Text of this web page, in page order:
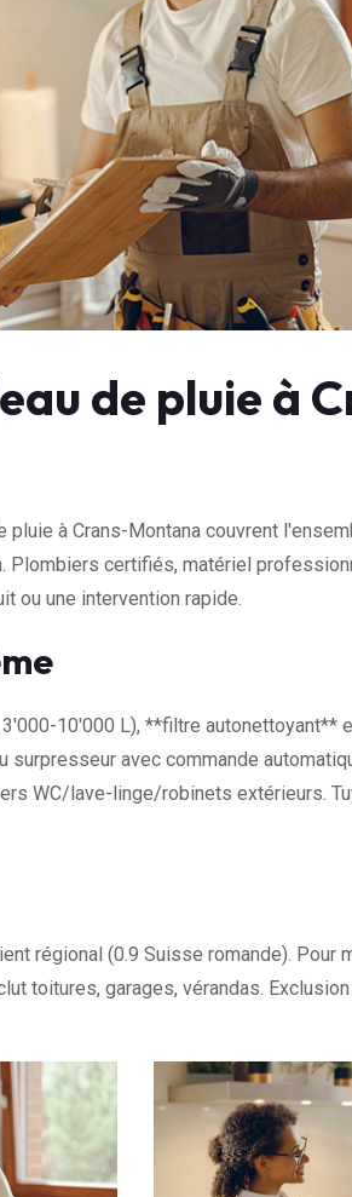
de pluie à
à Crans-Montana couvrent
Plombiers certifiés, matériel
ou une intervention rapide.
10'000 L), **filtre autonettoyant**
avec commande
WC/lave-linge/robinets extérieurs.
régional (0.9 Suisse romande). Pour
toitures, garages, vérandas.